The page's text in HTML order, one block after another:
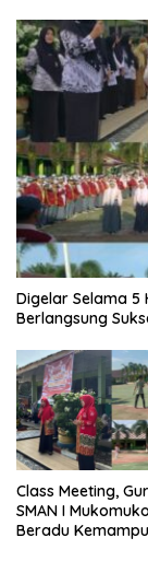
Digelar Selama 5
Berlangsung
Class Meeting,
SMAN I
Beradu